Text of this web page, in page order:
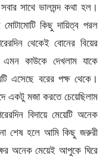
সাথে ভালমন্দ কথা হল।
কিছু দায়িত্ব পরল
থেকেই বোনের বিয়ের
কাউকে দেখলাম যাকে
এসেছে বরের পক্ষ থেকে।
একটু মজা করতে চেয়েছিলাম
বিদায়ে মেয়েটি অনেক
শেষ হলে আমি কিছু জরুরী
অনেক মেয়েই আপুকে ঘিরে